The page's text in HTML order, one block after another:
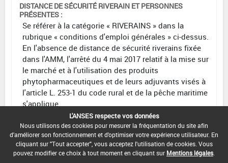
DISTANCE DE SÉCURITÉ RIVERAIN ET PERSONNES
PRÉSENTES :
Se référer à la catégorie « RIVERAINS » dans la
rubrique « conditions d'emploi générales » ci-dessus.
En l'absence de distance de sécurité riverains fixée
dans l'AMM, l'arrêté du 4 mai 2017 relatif à la mise sur
le marché et à l'utilisation des produits
phytopharmaceutiques et de leurs adjuvants visés à
l'article L. 253-1 du code rural et de la pêche maritime
s'applique.
CONDITIONS :
Application au printemps
DATE D'AUTORISATION DE L'USAGE :
L'ANSES respecte vos données
Nous utilisons des cookies pour mesurer la fréquentation du site afin
d'améliorer son fonctionnement et d'optimiser votre expérience utilisateur. En
cliquant sur "Tout accepter", vous acceptez l'utilisation de cookies. Vous
pouvez modifier ce choix à tout moment en cliquant sur Mentions légales